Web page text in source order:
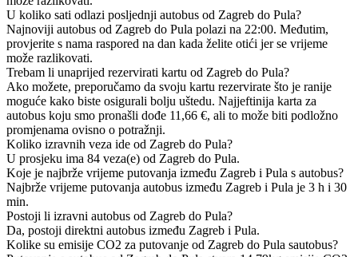
U koliko sati odlazi posljednji autobus od Zagreb do Pula?
Najnoviji autobus od Zagreb do Pula polazi na 22:00. Međutim,
provjerite s nama raspored na dan kada želite otići jer se vrijeme
može razlikovati.
Trebam li unaprijed rezervirati kartu od Zagreb do Pula?
Ako možete, preporučamo da svoju kartu rezervirate što je ranije
moguće kako biste osigurali bolju uštedu. Najjeftinija karta za
autobus koju smo pronašli dođe 11,66 €, ali to može biti podložno
promjenama ovisno o potražnji.
Koliko izravnih veza ide od Zagreb do Pula?
U prosjeku ima 84 veza(e) od Zagreb do Pula.
Koje je najbrže vrijeme putovanja između Zagreb i Pula s autobus?
Najbrže vrijeme putovanja autobus između Zagreb i Pula je 3 h i 30
min.
Postoji li izravni autobus od Zagreb do Pula?
Da, postoji direktni autobus između Zagreb i Pula.
Kolike su emisije CO2 za putovanje od Zagreb do Pula sautobus?